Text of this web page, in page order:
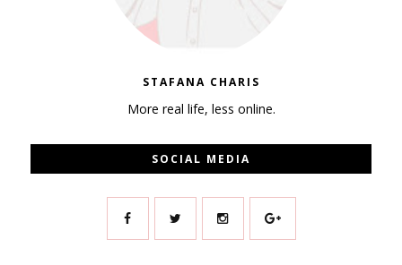
STAFANA CHARIS
More real life, less online.
SOCIAL MEDIA